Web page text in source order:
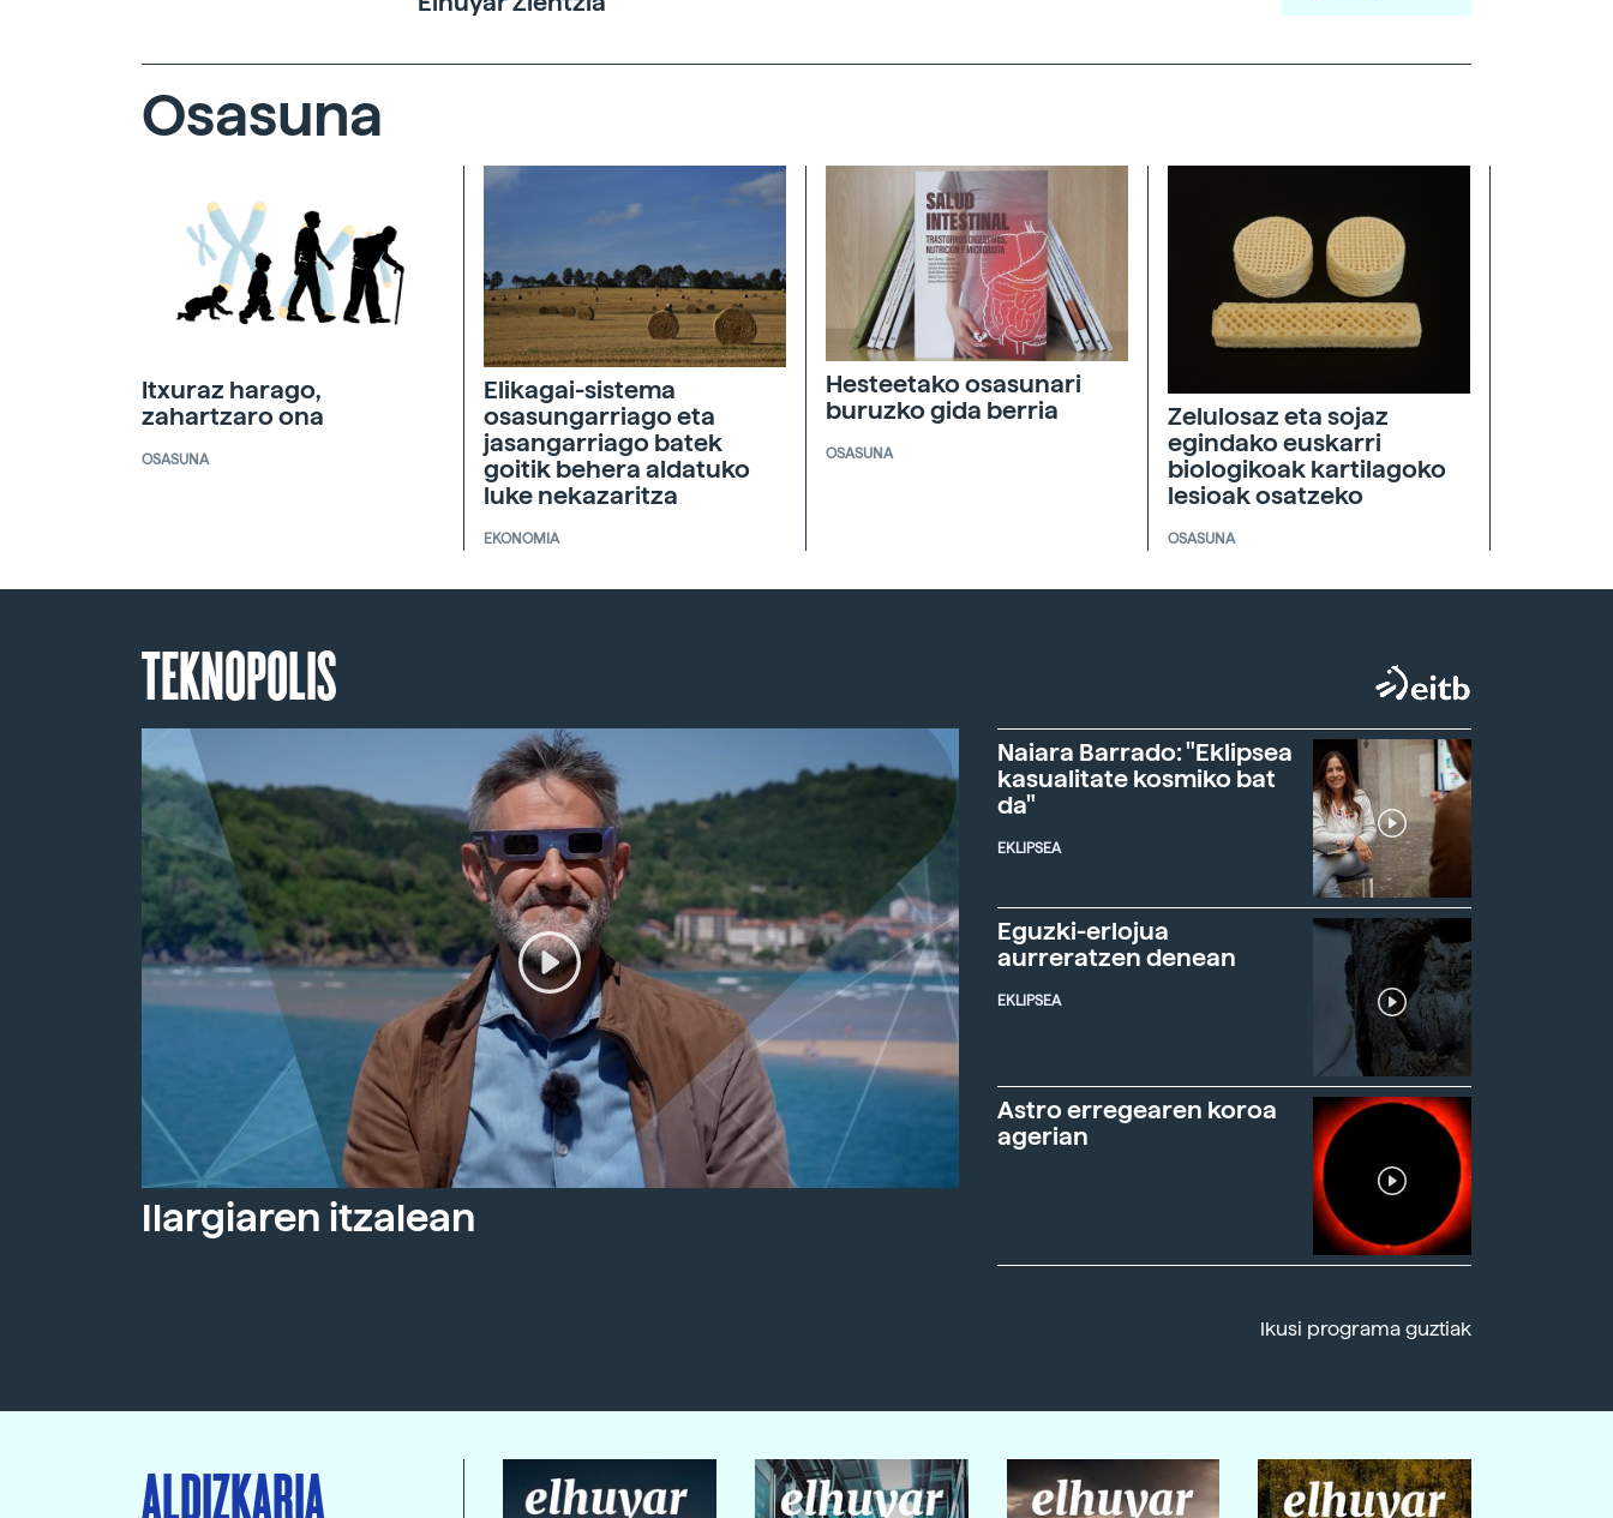
Osasuna
Itxuraz harago,
zahartzaro ona
OSASUNA
Elikagai-sistema
osasungarriago eta
jasangarriago batek
goitik behera aldatuko
luke nekazaritza
EKONOMIA
Hesteetako osasunari
buruzko gida berria
OSASUNA
Zelulosaz eta sojaz
egindako euskarri
biologikoak kartilagoko
lesioak osatzeko
OSASUNA
TEKNOPOLIS
Ilargiaren itzalean
Naiara Barrado: "Eklipsea
kasualitate kosmiko bat
da"
EKLIPSEA
Eguzki-erlojua
aurreratzen denean
EKLIPSEA
Astro erregearen koroa
agerian
Ikusi programa guztiak
ALDIZKARIA